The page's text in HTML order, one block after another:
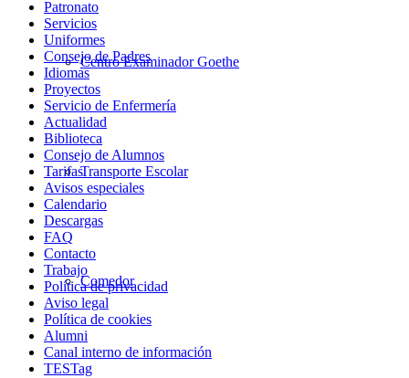
Centro Examinador Goethe
Transporte Escolar
Comedor
Patronato
Servicios
Uniformes
Consejo de Padres
Idiomas
Proyectos
Servicio de Enfermería
Actualidad
Biblioteca
Consejo de Alumnos
Tarifas
Avisos especiales
Calendario
Descargas
FAQ
Contacto
Trabajo
Política de privacidad
Aviso legal
Política de cookies
Alumni
Canal interno de información
TESTag